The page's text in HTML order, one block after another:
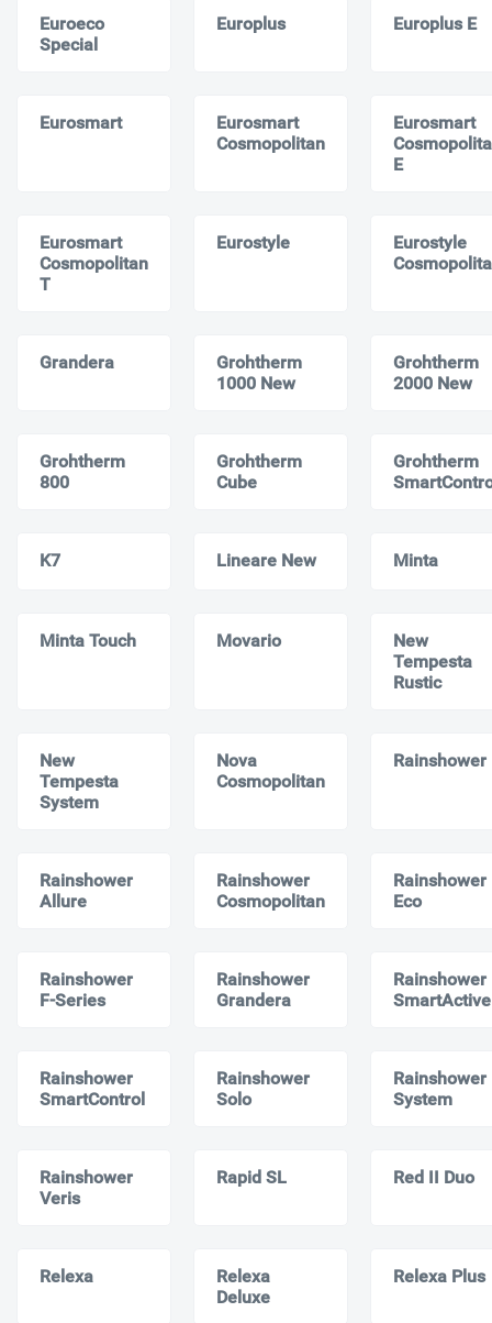
Euroeco
Special
Europlus Europlus E
Eurosmart
Eurosmart
Cosmopolitan
Eurosmart
E
Eurosmart
Cosmopolitan
T
Eurostyle
Eurostyle
Grandera
Grohtherm
1000 New
Grohtherm
2000 New
Grohtherm
800
Grohtherm
Cube
Grohtherm
K7 Lineare New Minta
Minta Touch Movario
New
Tempesta
Rustic
New
Tempesta
System
Nova
Cosmopolitan
Rainshower
Rainshower
Allure
Rainshower
Cosmopolitan
Rainshower
Eco
Rainshower
F-Series
Rainshower
Grandera
Rainshower
SmartActive
Rainshower
SmartControl
Rainshower
Solo
Rainshower
System
Rainshower
Veris
Rapid SL Red II Duo
Relexa
Relexa
Deluxe
Relexa Plus